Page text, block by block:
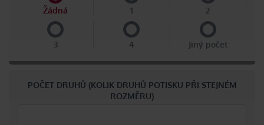
Žádná 1 2
3 4 Jiný počet
POČET DRUHŮ (KOLIK DRUHŮ POTISKU PŘI STEJNÉM
ROZMĚRU)